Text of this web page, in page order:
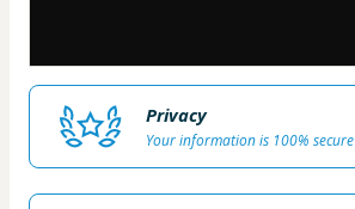
Privacy
Your information is 100% secure